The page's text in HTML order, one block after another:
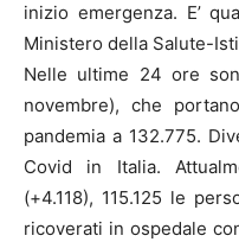
inizio emergenza. E’
Ministero della Salute-
Nelle ultime 24 ore
novembre), che
pandemia a 132.775.
Covid in Italia.
(+4.118), 115.125 le
ricoverati in ospedale